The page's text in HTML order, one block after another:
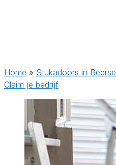
Home » Stukadoors in Beerse
Claim je bedrijf